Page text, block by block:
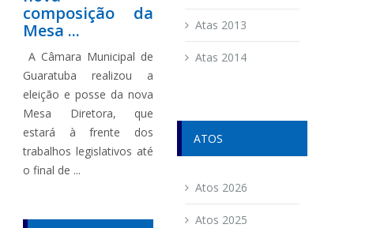
composição da
Mesa ...
A Câmara Municipal de
Guaratuba realizou a
eleição e posse da nova
Mesa Diretora, que
estará à frente dos
trabalhos legislativos até
o final de ...
Atas 2013
Atas 2014
ATOS
Atos 2026
Atos 2025